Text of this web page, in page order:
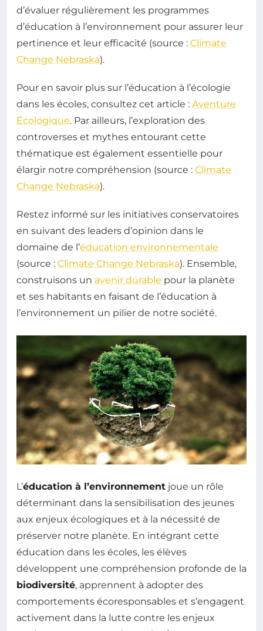
d’évaluer régulièrement les programmes
d’éducation à l’environnement pour assurer leur
pertinence et leur efficacité (source : Climate
Change Nebraska).
Pour en savoir plus sur l’éducation à l’écologie
dans les écoles, consultez cet article : Aventure
Écologique. Par ailleurs, l’exploration des
controverses et mythes entourant cette
thématique est également essentielle pour
élargir notre compréhension (source : Climate
Change Nebraska).
Restez informé sur les initiatives conservatoires
en suivant des leaders d’opinion dans le
domaine de l’éducation environnementale
(source : Climate Change Nebraska). Ensemble,
construisons un avenir durable pour la planète
et ses habitants en faisant de l’éducation à
l’environnement un pilier de notre société.
L’éducation à l’environnement joue un rôle
déterminant dans la sensibilisation des jeunes
aux enjeux écologiques et à la nécessité de
préserver notre planète. En intégrant cette
éducation dans les écoles, les élèves
développent une compréhension profonde de la
biodiversité, apprennent à adopter des
comportements écoresponsables et s’engagent
activement dans la lutte contre les enjeux